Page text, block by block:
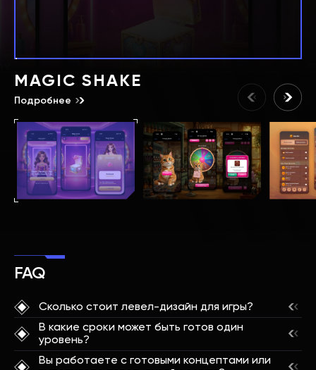
MAGIC SHAKE
Подробнее
FAQ
Сколько стоит левел-дизайн для игры?
Стоимость дизайна уровней для игры зависит
от масштаба проекта, сложности и количества
уровней, жанра, целевой платформы (или их
В какие сроки может быть готов один
уровень?
Сроки подготовки одного игрового уровня
Вы работаете с готовыми концептами или